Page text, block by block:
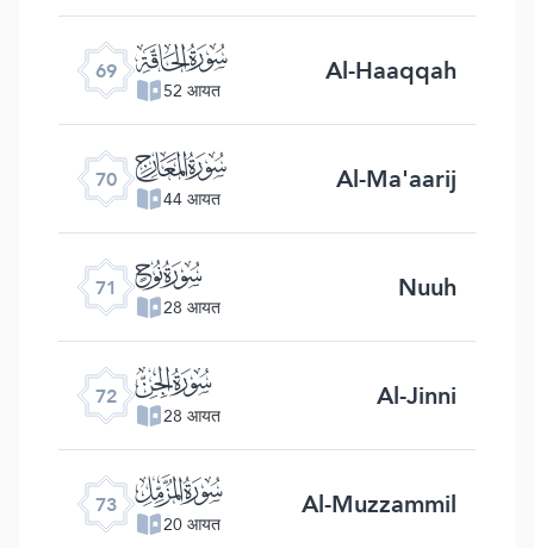
69 ﯲ
52 आयत Al-Haaqqah
70 ﯳ
44 आयत Al-Ma'aarij
71 ﯴ
28 आयत Nuuh
72 ﯵ
28 आयत Al-Jinni
73 ﯶ
20 आयत Al-Muzzammil